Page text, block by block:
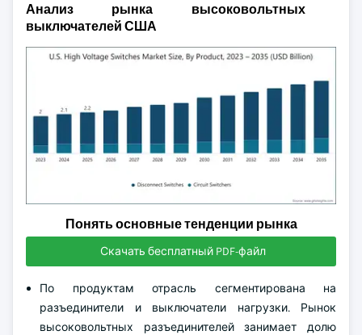
Анализ рынка высоковольтных
выключателей США
Понять основные тенденции рынка
Скачать бесплатный PDF-файл
По продуктам отрасль сегментирована на
разъединители и выключатели нагрузки. Рынок
высоковольтных разъединителей занимает долю